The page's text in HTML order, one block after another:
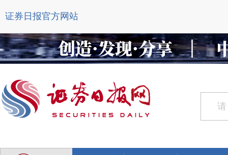
证券日报官方网站